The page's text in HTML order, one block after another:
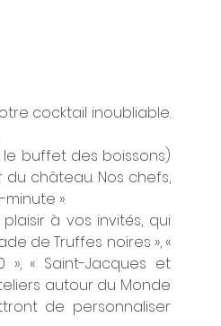
cocktail inoubliable.
buffet des boissons)
château. Nos chefs,
».
à vos invités, qui
de Truffes noires », «
», « Saint-Jacques et
autour du Monde
de personnaliser